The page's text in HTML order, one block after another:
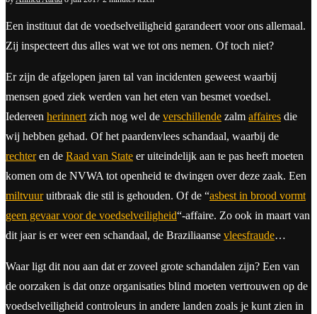
Een instituut dat de voedselveiligheid garandeert voor ons allemaal.
Zij inspecteert dus alles wat we tot ons nemen. Of toch niet?
Er zijn de afgelopen jaren tal van incidenten geweest waarbij
mensen goed ziek werden van het eten van besmet voedsel.
Iedereen herinnert zich nog wel de verschillende zalm affaires die
wij hebben gehad. Of het paardenvlees schandaal, waarbij de
rechteren de Raad van State er uiteindelijk aan te pas heeft moeten
komen om de NVWA tot openheid te dwingen over deze zaak. Een
miltvuuruitbraak die stil is gehouden. Of de “asbest in brood vormt
geen gevaar voor de voedselveiligheid“-affaire. Zo ook in maart van
dit jaar is er weer een schandaal, de Braziliaanse vleesfraude…
Waar ligt dit nou aan dat er zoveel grote schandalen zijn? Een van
de oorzaken is dat onze organisaties blind moeten vertrouwen op de
voedselveiligheid controleurs in andere landen zoals je kunt zien in